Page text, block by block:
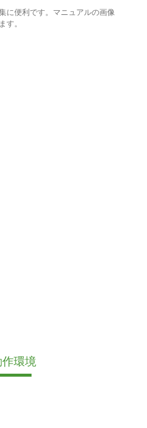
に便利です。マニュアルの画像
す。
作環境